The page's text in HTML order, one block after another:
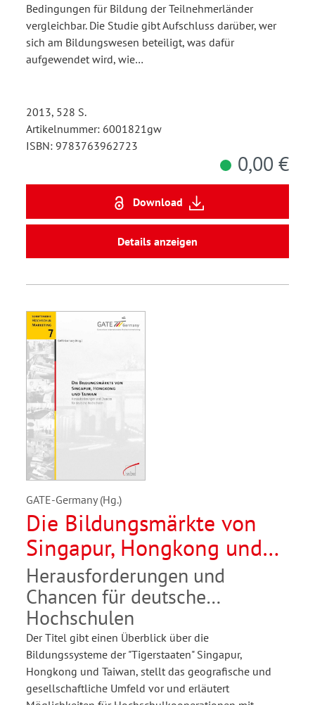
Bedingungen für Bildung der Teilnehmerländer
vergleichbar. Die Studie gibt Aufschluss darüber, wer
sich am Bildungswesen beteiligt, was dafür
aufgewendet wird, wie…
2013, 528 S.
Artikelnummer: 6001821gw
ISBN: 9783763962723
0,00 €
Download
Details anzeigen
GATE-Germany (Hg.)
Die Bildungsmärkte von
Singapur, Hongkong und
Taiwan
Herausforderungen und
Chancen für deutsche
Hochschulen
Der Titel gibt einen Überblick über die
Bildungssysteme der "Tigerstaaten" Singapur,
Hongkong und Taiwan, stellt das geografische und
gesellschaftliche Umfeld vor und erläutert